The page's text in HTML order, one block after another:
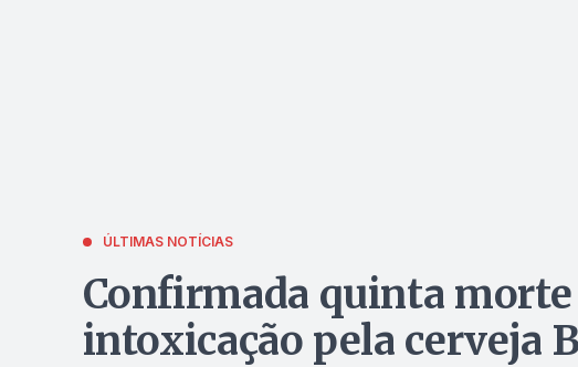
ÚLTIMAS NOTÍCIAS
Confirmada quinta
intoxicação pela cerveja